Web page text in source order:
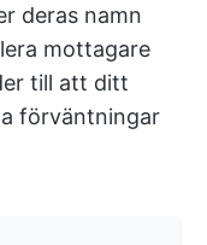
deras namn
mottagare
till att ditt
förväntningar